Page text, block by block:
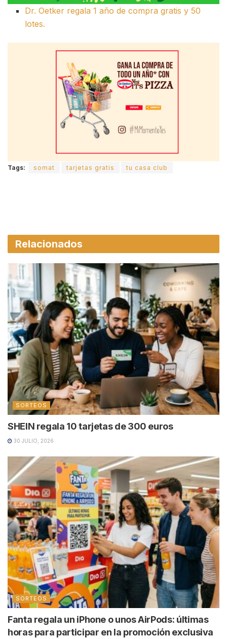
Dr. Oetker regala 1 año de compra gratis y 50
lotes.
Tags: somat tarjetas gratis tu casa club
Relacionados
SORTEOS
SHEIN regala 10 tarjetas de 300 euros
30 JULIO, 2026
SORTEOS
Fanta regala un iPhone o unos AirPods: últimas
horas para participar en la promoción exclusiva